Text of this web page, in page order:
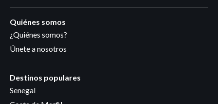
Quiénes somos
¿Quiénes somos?
Únete a nosotros
Destinos populares
Senegal